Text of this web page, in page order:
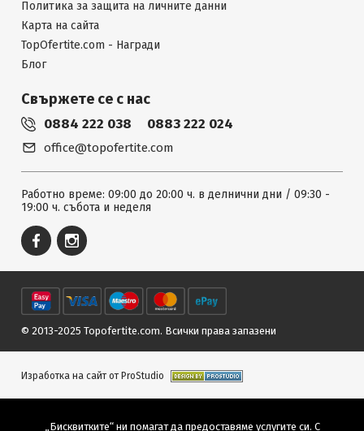
Политика за защита на личните данни
Карта на сайта
TopOfertite.com - Награди
Блог
Свържете се с нас
0884 222 038 0883 222 024
office@topofertite.com
Работно време: 09:00 до 20:00 ч. в делнични дни / 09:30 -
19:00 ч. събота и неделя
© 2013-2025 Topofertite.com. Всички права запазени
Изработка на сайт от ProStudio
„Бисквитките“ ни помагат да предоставяме услугите си. С